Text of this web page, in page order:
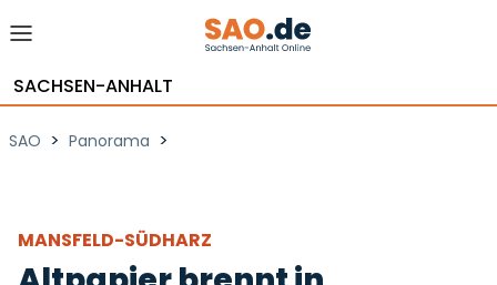
SACHSEN-ANHALT
SAO > Panorama >
MANSFELD-SÜDHARZ